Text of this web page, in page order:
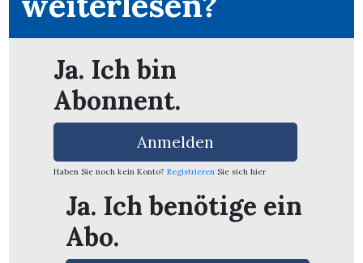
Ja. Ich bin
Abonnent.
Anmelden
Haben Sie noch kein Konto? Registrieren Sie sich hier
Ja. Ich benötige ein
Abo.